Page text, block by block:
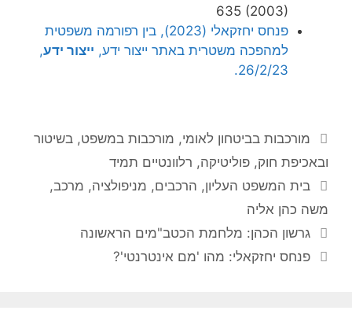
635 (2003)
פנחס יחזקאלי (2023), בין רפורמה משפטית
למהפכה משטרית באתר ייצור ידע, ייצור ידע,
26/2/23.
קטגוריות
מורכבות בביטחון לאומי, מורכבות במשפט, בשיטור
ובאכיפת חוק, פוליטיקה, רלוונטיים תמיד
תגיות
בית המשפט העליון, הרכבים, מניפולציה, מרכב,
משה כהן אליה
גרשון הכהן: מלחמת הכטב"מים הראשונה
פנחס יחזקאלי: מהו 'מם אינטרנטי'?